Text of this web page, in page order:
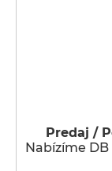
Predaj /
Nabízíme DB